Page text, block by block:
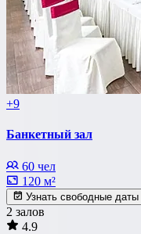
+9
Банкетный зал
60 чел
120 м²
Узнать свободные даты
2 залов
4.9